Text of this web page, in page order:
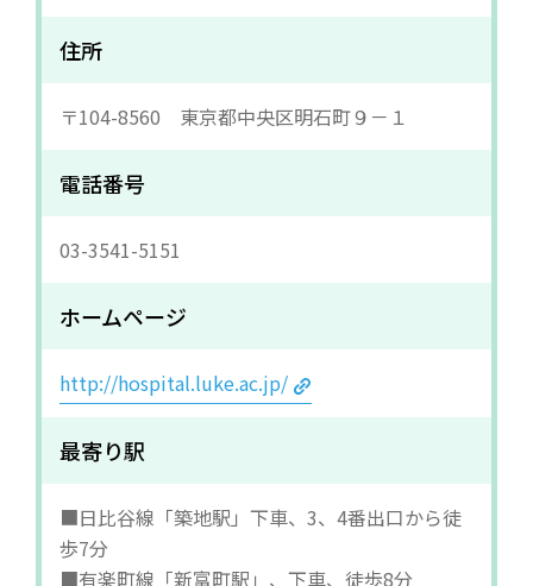
住所
〒104-8560 東京都中央区明石町９－１
電話番号
03-3541-5151
ホームページ
http://hospital.luke.ac.jp/
最寄り駅
■日比谷線「築地駅」下車、3、4番出口から徒
歩7分
■有楽町線「新富町駅」、下車、徒歩8分